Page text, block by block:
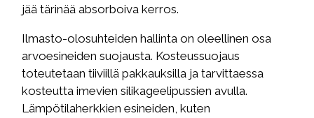
jää tärinää absorboiva kerros.
Ilmasto-olosuhteiden hallinta on oleellinen osa
arvoesineiden suojausta. Kosteussuojaus
toteutetaan tiiviillä pakkauksilla ja tarvittaessa
kosteutta imevien silikageelipussien avulla.
Lämpötilaherkkien esineiden, kuten